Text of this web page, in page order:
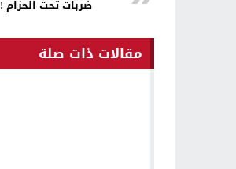
ضربات تحت
مقالات ذات صلة